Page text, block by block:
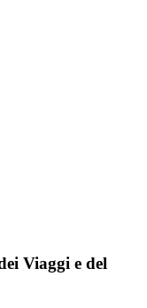
Viaggi e del